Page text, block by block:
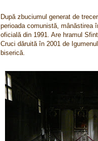
După zbuciumul generat de
perioada comunistă, mânăstirea
oficială din 1991. Are hramul
Cruci dăruită în 2001 de
biserică.